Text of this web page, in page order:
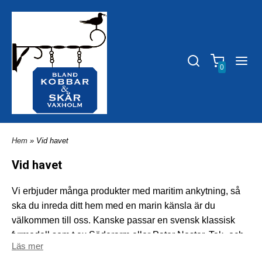
0
Hem » Vid havet
Vid havet
Vi erbjuder många produkter med maritim ankytning, så
ska du inreda ditt hem med en marin känsla är du
välkommen till oss. Kanske passar en svensk klassisk
fyrmodell som t ex Söderarm eller Pater Noster. Tak- och
bordslampor i flera modeller. Här finns även gamla och
Läs mer